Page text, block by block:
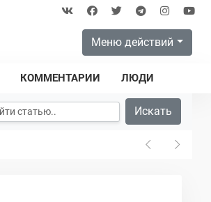
Меню действий
КОММЕНТАРИИ ЛЮДИ
Искать